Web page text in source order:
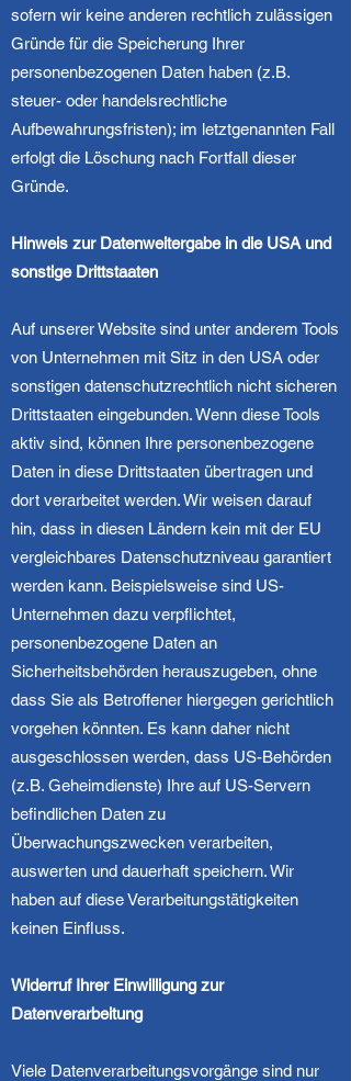
sofern wir keine anderen rechtlich zulässigen
Gründe für die Speicherung Ihrer
personenbezogenen Daten haben (z.B.
steuer- oder handelsrechtliche
Aufbewahrungsfristen); im letztgenannten Fall
erfolgt die Löschung nach Fortfall dieser
Gründe.
Hinweis zur Datenweitergabe in die USA und
sonstige Drittstaaten
Auf unserer Website sind unter anderem Tools
von Unternehmen mit Sitz in den USA oder
sonstigen datenschutzrechtlich nicht sicheren
Drittstaaten eingebunden. Wenn diese Tools
aktiv sind, können Ihre personenbezogene
Daten in diese Drittstaaten übertragen und
dort verarbeitet werden. Wir weisen darauf
hin, dass in diesen Ländern kein mit der EU
vergleichbares Datenschutzniveau garantiert
werden kann. Beispielsweise sind US-
Unternehmen dazu verpflichtet,
personenbezogene Daten an
Sicherheitsbehörden herauszugeben, ohne
dass Sie als Betroffener hiergegen gerichtlich
vorgehen könnten. Es kann daher nicht
ausgeschlossen werden, dass US-Behörden
(z.B. Geheimdienste) Ihre auf US-Servern
befindlichen Daten zu
Überwachungszwecken verarbeiten,
auswerten und dauerhaft speichern. Wir
haben auf diese Verarbeitungstätigkeiten
keinen Einfluss.
Widerruf Ihrer Einwilligung zur
Datenverarbeitung
Viele Datenverarbeitungsvorgänge sind nur